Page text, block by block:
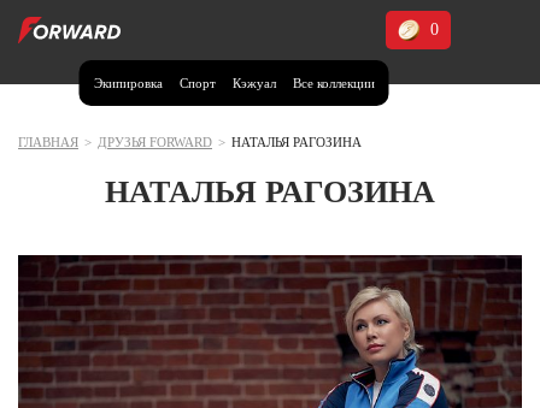
Экипировка Спорт Кэжуал Все коллекции
0
Москва и МО
Волгоградская область (1)
Воронежская область (1)
Иркутская область (2)
Калининградская область (1)
Кемеровская область (2)
Краснодарский край (5)
ГЛАВНАЯ > ДРУЗЬЯ FORWARD > НАТАЛЬЯ РАГОЗИНА
НАТАЛЬЯ РАГОЗИНА